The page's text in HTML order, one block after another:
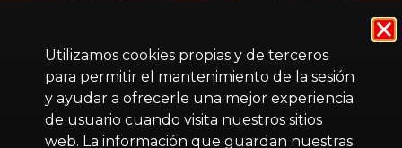
Utilizamos cookies propias y de terceros
para permitir el mantenimiento de la sesión
y ayudar a ofrecerle una mejor experiencia
de usuario cuando visita nuestros sitios
web. La información que guardan nuestras